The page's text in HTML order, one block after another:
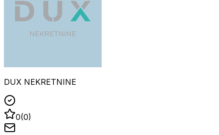
DUX NEKRETNINE
0(0)